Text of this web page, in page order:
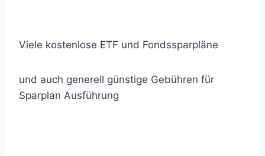
Viele kostenlose ETF und Fondssparpläne
und auch generell günstige Gebühren für
Sparplan Ausführung